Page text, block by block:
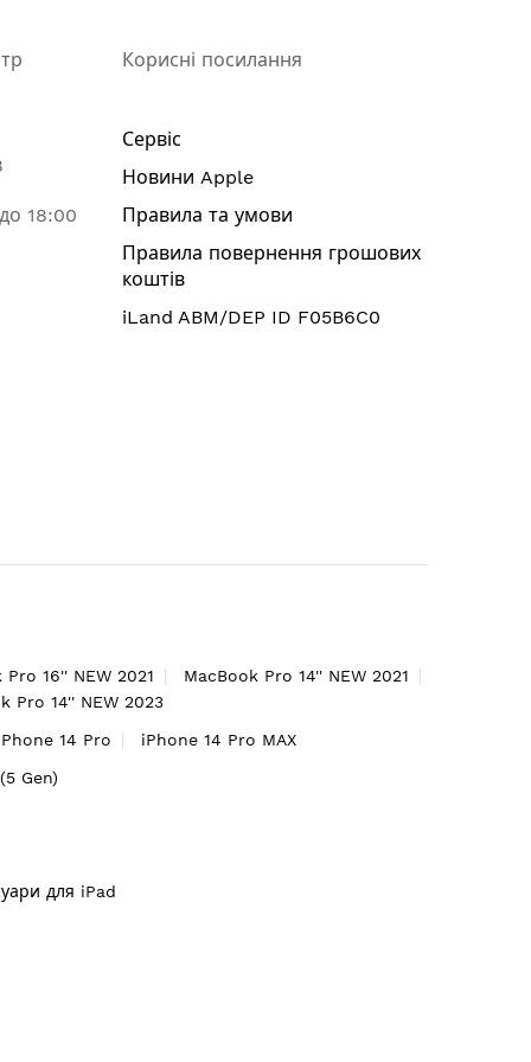
18:00
Корисні посилання
Сервіс
Новини Apple
Правила та умови
Правила повернення грошових
коштів
iLand ABM/DEP ID F05B6C0
Pro 16'' NEW 2021
MacBook Pro 14'' NEW 2021
Pro 14'' NEW 2023
14 Pro
iPhone 14 Pro MAX
Gen)
для iPad